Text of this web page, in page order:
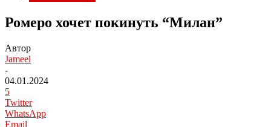
Ромеро хочет покинуть “Милан”
Автор
Jameel
-
04.01.2024
5
Twitter
WhatsApp
Email